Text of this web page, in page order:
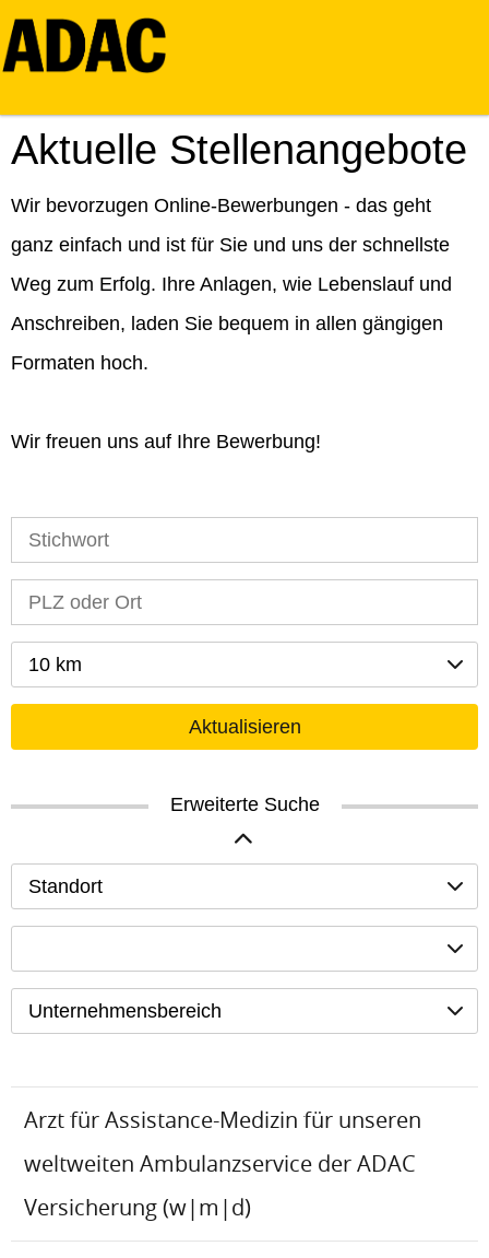
Aktuelle Stellenangebote
Wir bevorzugen Online-Bewerbungen - das geht
ganz einfach und ist für Sie und uns der schnellste
Weg zum Erfolg. Ihre Anlagen, wie Lebenslauf und
Anschreiben, laden Sie bequem in allen gängigen
Formaten hoch.
Wir freuen uns auf Ihre Bewerbung!
10 km
Aktualisieren
Erweiterte Suche
Standort
Unternehmensbereich
Arzt für Assistance-Medizin für unseren
weltweiten Ambulanzservice der ADAC
Versicherung (w|m|d)